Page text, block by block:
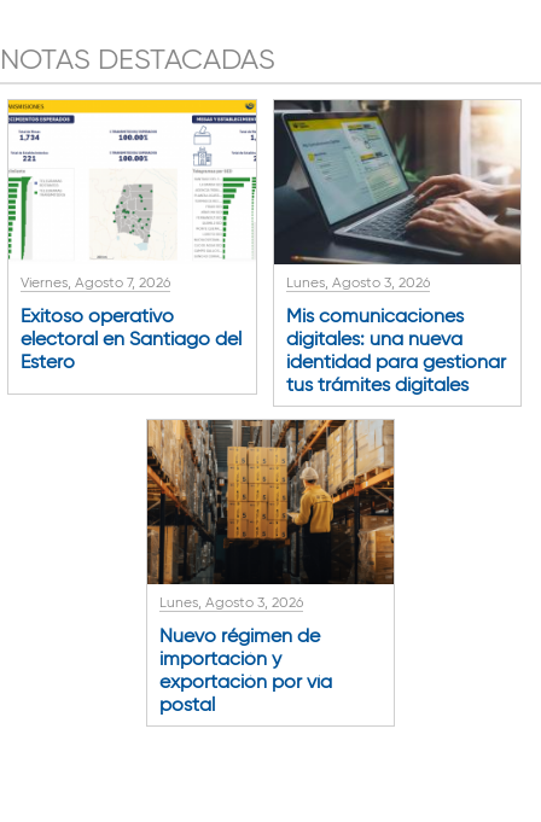
NOTAS DESTACADAS
Viernes, Agosto 7, 2026
Exitoso operativo
electoral en Santiago del
Estero
Lunes, Agosto 3, 2026
Mis comunicaciones
digitales: una nueva
identidad para gestionar
tus trámites digitales
Lunes, Agosto 3, 2026
Nuevo régimen de
importación y
exportación por vía
postal